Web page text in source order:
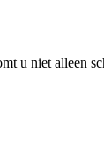
u niet alleen